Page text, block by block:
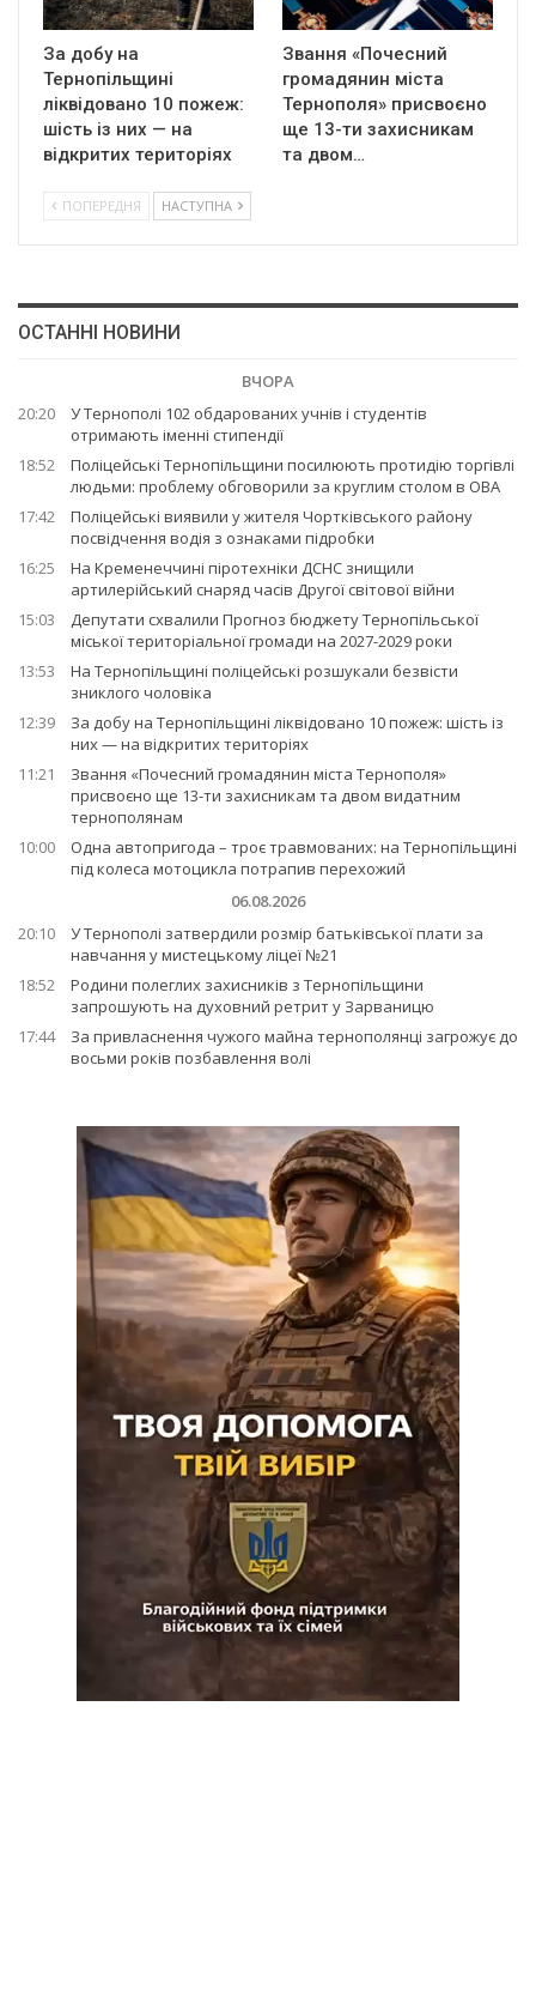
За добу на
Тернопільщині
ліквідовано 10 пожеж:
шість із них — на
відкритих територіях
Звання «Почесний
громадянин міста
Тернополя» присвоєно
ще 13-ти захисникам
та двом…
ПОПЕРЕДНЯ НАСТУПНА
ОСТАННІ НОВИНИ
ВЧОРА
20:20
У Тернополі 102 обдарованих учнів і студентів
отримають іменні стипендії
18:52
Поліцейські Тернопільщини посилюють протидію торгівлі
людьми: проблему обговорили за круглим столом в ОВА
17:42
Поліцейські виявили у жителя Чортківського району
посвідчення водія з ознаками підробки
16:25
На Кременеччині піротехніки ДСНС знищили
артилерійський снаряд часів Другої світової війни
15:03
Депутати схвалили Прогноз бюджету Тернопільської
міської територіальної громади на 2027-2029 роки
13:53
На Тернопільщині поліцейські розшукали безвісти
зниклого чоловіка
12:39
За добу на Тернопільщині ліквідовано 10 пожеж: шість із
них — на відкритих територіях
11:21
Звання «Почесний громадянин міста Тернополя»
присвоєно ще 13-ти захисникам та двом видатним
тернополянам
10:00
Одна автопригода – троє травмованих: на Тернопільщині
під колеса мотоцикла потрапив перехожий
06.08.2026
20:10
У Тернополі затвердили розмір батьківської плати за
навчання у мистецькому ліцеї №21
18:52
Родини полеглих захисників з Тернопільщини
запрошують на духовний ретрит у Зарваницю
17:44
За привласнення чужого майна тернополянці загрожує до
восьми років позбавлення волі